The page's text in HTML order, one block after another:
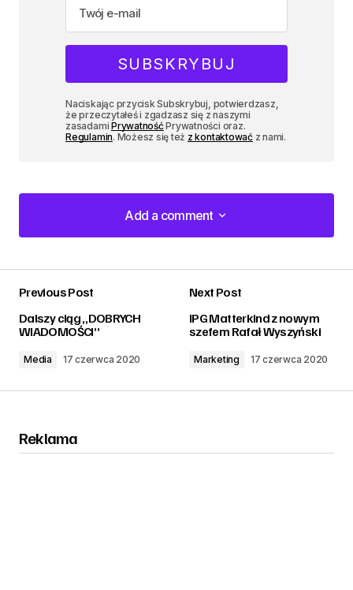
Naciskając przycisk Subskrybuj, potwierdzasz,
że przeczytałeś i zgadzasz się z naszymi
zasadamiPrywatnośćPrywatności oraz.
Regulamin. Możesz się też z kontaktowaćz nami.
Add a comment
Add a comment
Previous Post
Dalszy ciąg „DOBRYCH
WIADOMOŚCI”
Media 17 czerwca 2020
Next Post
IPG Matterkind z nowym
szefem Rafał Wyszyński
Marketing 17 czerwca 2020
Reklama